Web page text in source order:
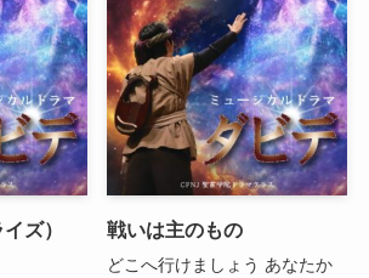
ズ）
戦いは主のもの
どこへ行けましょう あなたか